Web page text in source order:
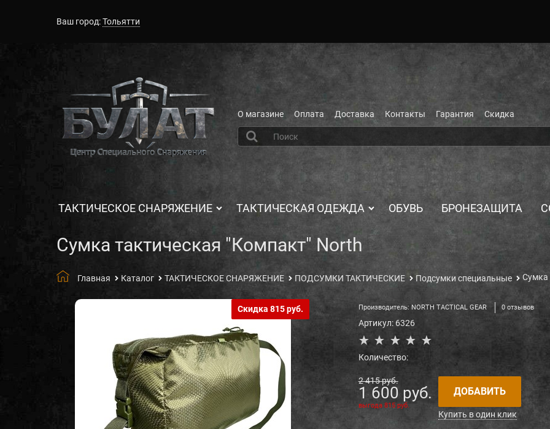
Ваш город:Тольятти
О магазине Оплата Доставка Контакты Гарантия Скидка
ТАКТИЧЕСКОЕ СНАРЯЖЕНИЕ ТАКТИЧЕСКАЯ ОДЕЖДА ОБУВЬ БРОНЕЗАЩИТА
Сумка тактическая "Компакт" North
Главная Каталог ТАКТИЧЕСКОЕ СНАРЯЖЕНИЕ ПОДСУМКИ ТАКТИЧЕСКИЕ Подсумки специальные Сумка
Скидка 815 руб. Производитель: NORTH TACTICAL GEAR 0 отзывов
Артикул: 6326
Количество:
2 415 руб.
1 600 руб.
выгода 815 руб.
ДОБАВИТЬ
Купить в один клик